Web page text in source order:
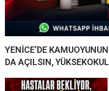
YENİCE’DE
DA AÇILSIN,